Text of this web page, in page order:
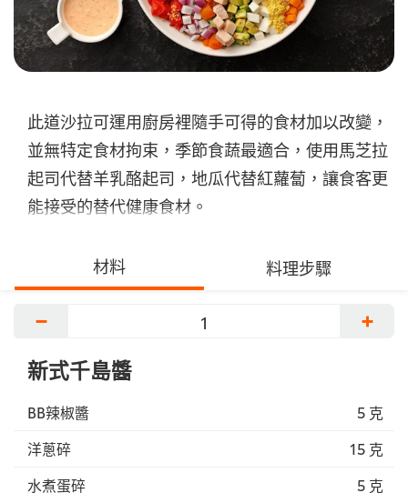
此道沙拉可運用廚房裡隨手可得的食材加以改變，
並無特定食材拘束，季節食蔬最適合，使用馬芝拉
起司代替羊乳酪起司，地瓜代替紅蘿蔔，讓食客更
能接受的替代健康食材。
材料 料理步驟
− +
新式千島醬
BB辣椒醬
5 克
洋蔥碎
15 克
水煮蛋碎
5 克